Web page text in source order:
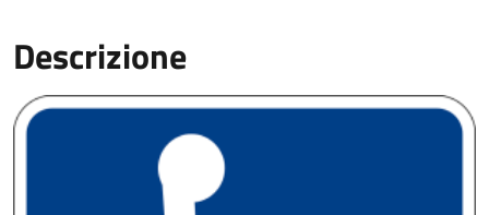
Descrizione